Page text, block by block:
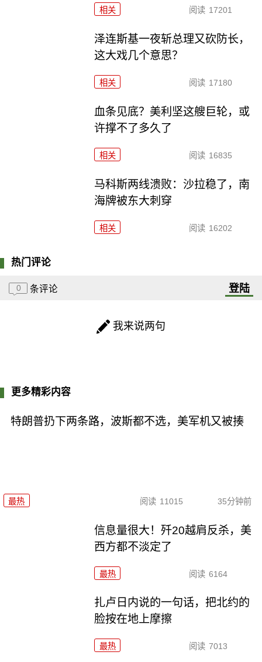
相关 阅读 17201
泽连斯基一夜斩总理又砍防长，
这大戏几个意思？
相关 阅读 17180
血条见底？美利坚这艘巨轮，或
许撑不了多久了
相关 阅读 16835
马科斯两线溃败：沙拉稳了，南
海牌被东大刺穿
相关 阅读 16202
热门评论
0 条评论 登陆
我来说两句
更多精彩内容
特朗普扔下两条路，波斯都不选，美军机又被揍
最热 阅读 11015 35分钟前
信息量很大！歼20越肩反杀，美
西方都不淡定了
最热 阅读 6164
扎卢日内说的一句话，把北约的
脸按在地上摩擦
最热 阅读 7013